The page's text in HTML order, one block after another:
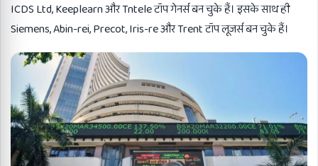
ICDS Ltd, Keeplearn और Tntele टॉप गेनर्स बन चुके हैं। इसके साथ ही
Siemens, Abin-rei, Precot, Iris-re और Trent टॉप लूजर्स बन चुके हैं।